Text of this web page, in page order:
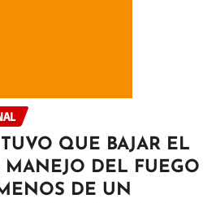
QUE BAJAR EL
DEL FUEGO
DE UN